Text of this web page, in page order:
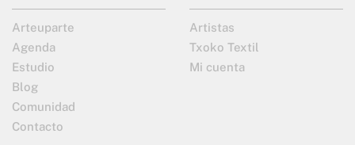
Arteuparte
Agenda
Estudio
Blog
Comunidad
Contacto
Artistas
Txoko Textil
Mi cuenta